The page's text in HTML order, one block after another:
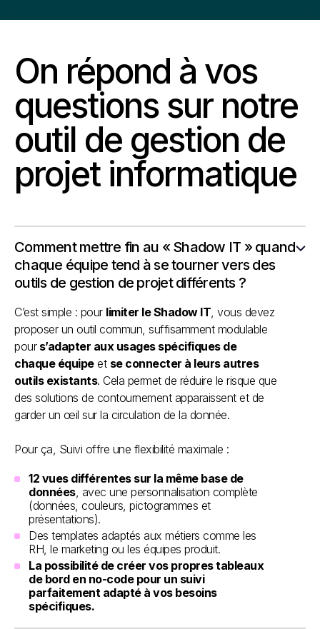
On répond à vos
questions sur notre
outil de gestion de
projet informatique
Comment mettre fin au « Shadow IT » quand
chaque équipe tend à se tourner vers des
outils de gestion de projet différents ?
C’est simple : pour limiter le Shadow IT, vous devez
proposer un outil commun, suffisamment modulable
pours’adapter aux usages spécifiques de
chaque équipeet se connecter à leurs autres
outils existants. Cela permet de réduire le risque que
des solutions de contournement apparaissent et de
garder un œil sur la circulation de la donnée.
Pour ça, Suivi offre une flexibilité maximale :
12 vues différentes sur la même base de
données, avec une personnalisation complète
(données, couleurs, pictogrammes et
présentations).
Des templates adaptés aux métiers comme les
RH, le marketing ou les équipes produit.
La possibilité de créer vos propres tableaux
de bord en no-code pour un suivi
parfaitement adapté à vos besoins
spécifiques.